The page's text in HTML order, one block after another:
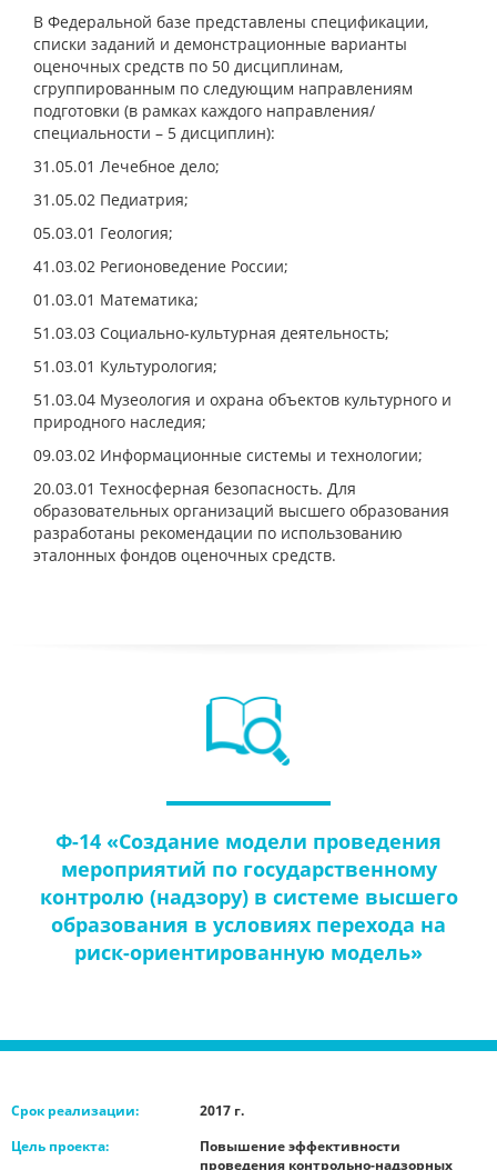
В Федеральной базе представлены спецификации,
списки заданий и демонстрационные варианты
оценочных средств по 50 дисциплинам,
сгруппированным по следующим направлениям
подготовки (в рамках каждого направления/
специальности – 5 дисциплин):
31.05.01 Лечебное дело;
31.05.02 Педиатрия;
05.03.01 Геология;
41.03.02 Регионоведение России;
01.03.01 Математика;
51.03.03 Социально-культурная деятельность;
51.03.01 Культурология;
51.03.04 Музеология и охрана объектов культурного и
природного наследия;
09.03.02 Информационные системы и технологии;
20.03.01 Техносферная безопасность. Для
образовательных организаций высшего образования
разработаны рекомендации по использованию
эталонных фондов оценочных средств.
Ф-14 «Создание модели проведения
мероприятий по государственному
контролю (надзору) в системе высшего
образования в условиях перехода на
риск-ориентированную модель»
Срок реализации:
Цель проекта:
2017 г.
Повышение эффективности
проведения контрольно-надзорных